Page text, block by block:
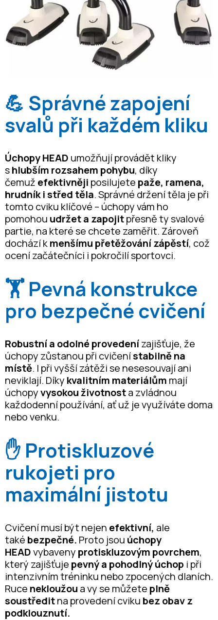
💪 Správné zapojení
svalů při každém kliku
Úchopy HEAD umožňují provádět kliky
shlubším rozsahem pohybu, díky
čemuž efektivněji posilujete paže, ramena,
hrudník i střed těla. Správné držení těla je při
tomto cviku klíčové – úchopy vám ho
pomohou udržet a zapojitpřesně ty svalové
partie, na které se chcete zaměřit. Zároveň
dochází kmenšímu přetěžování zápěstí, což
ocení začátečníci i pokročilí sportovci.
🏋️ Pevná konstrukce
pro bezpečné cvičení
Robustní a odolné provedenízajišťuje, že
úchopy zůstanou při cvičenístabilně na
místě. I při vyšší zátěži se nesesouvají ani
neviklají. Díky kvalitním materiálům mají
úchopyvysokou životnosta zvládnou
každodenní používání, ať už je využíváte doma
nebo venku.
✋ Protiskluzové
rukojeti pro
maximální jistotu
Cvičení musí být nejen efektivní, ale
také bezpečné. Proto jsou úchopy
HEADvybaveny protiskluzovým povrchem,
který zajišťuje pevný a pohodlný úchop i při
intenzivním tréninku nebo zpocených dlaních.
Ruce nekloužou a vy se můžete plně
soustředitna provedení cviku bez obav z
podklouznutí.